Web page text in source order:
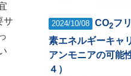
サ
2024/10/08 CO2フ
素エネルギーキャ
アンモニアの可能
４）